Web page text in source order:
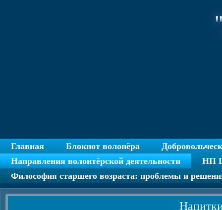
Главная Блокнот волонёра
Направления волонтёрской деятельности
НП
Философия старшего возраста: проблемы и